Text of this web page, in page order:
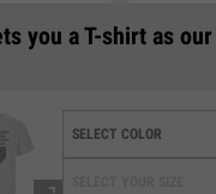
you a T-shirt as